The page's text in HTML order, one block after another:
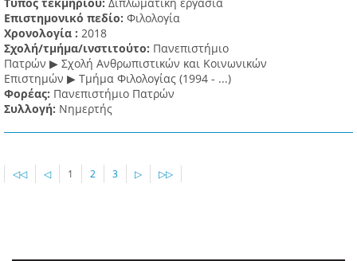
Επιστημονικό πεδίο: Φιλολογία
Χρονολογία : 2018
Σχολή/τμήμα/ινστιτούτο: Πανεπιστήμιο
Πατρών ▶ Σχολή Ανθρωπιστικών και Κοινωνικών
Επιστημών ▶ Τμήμα Φιλολογίας (1994 - ...)
Φορέας: Πανεπιστήμιο Πατρών
Συλλογή: Νημερτής
◁◁ ◁ 1 2 3 ▷ ▷▷